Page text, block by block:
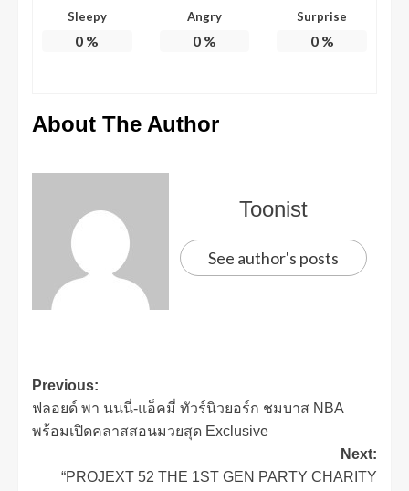
Sleepy
0 %
Angry
0%
Surprise
0%
About The Author
Toonist
See author's posts
Previous:
ฟลอยด์ พา นนนี่-แอ็คมี่ ทัวร์นิวยอร์ก ชมบาส NBA
พร้อมเปิดคลาสสอนมวยสุด Exclusive
Next:
“PROJEXT 52 THE 1ST GEN PARTY CHARITY